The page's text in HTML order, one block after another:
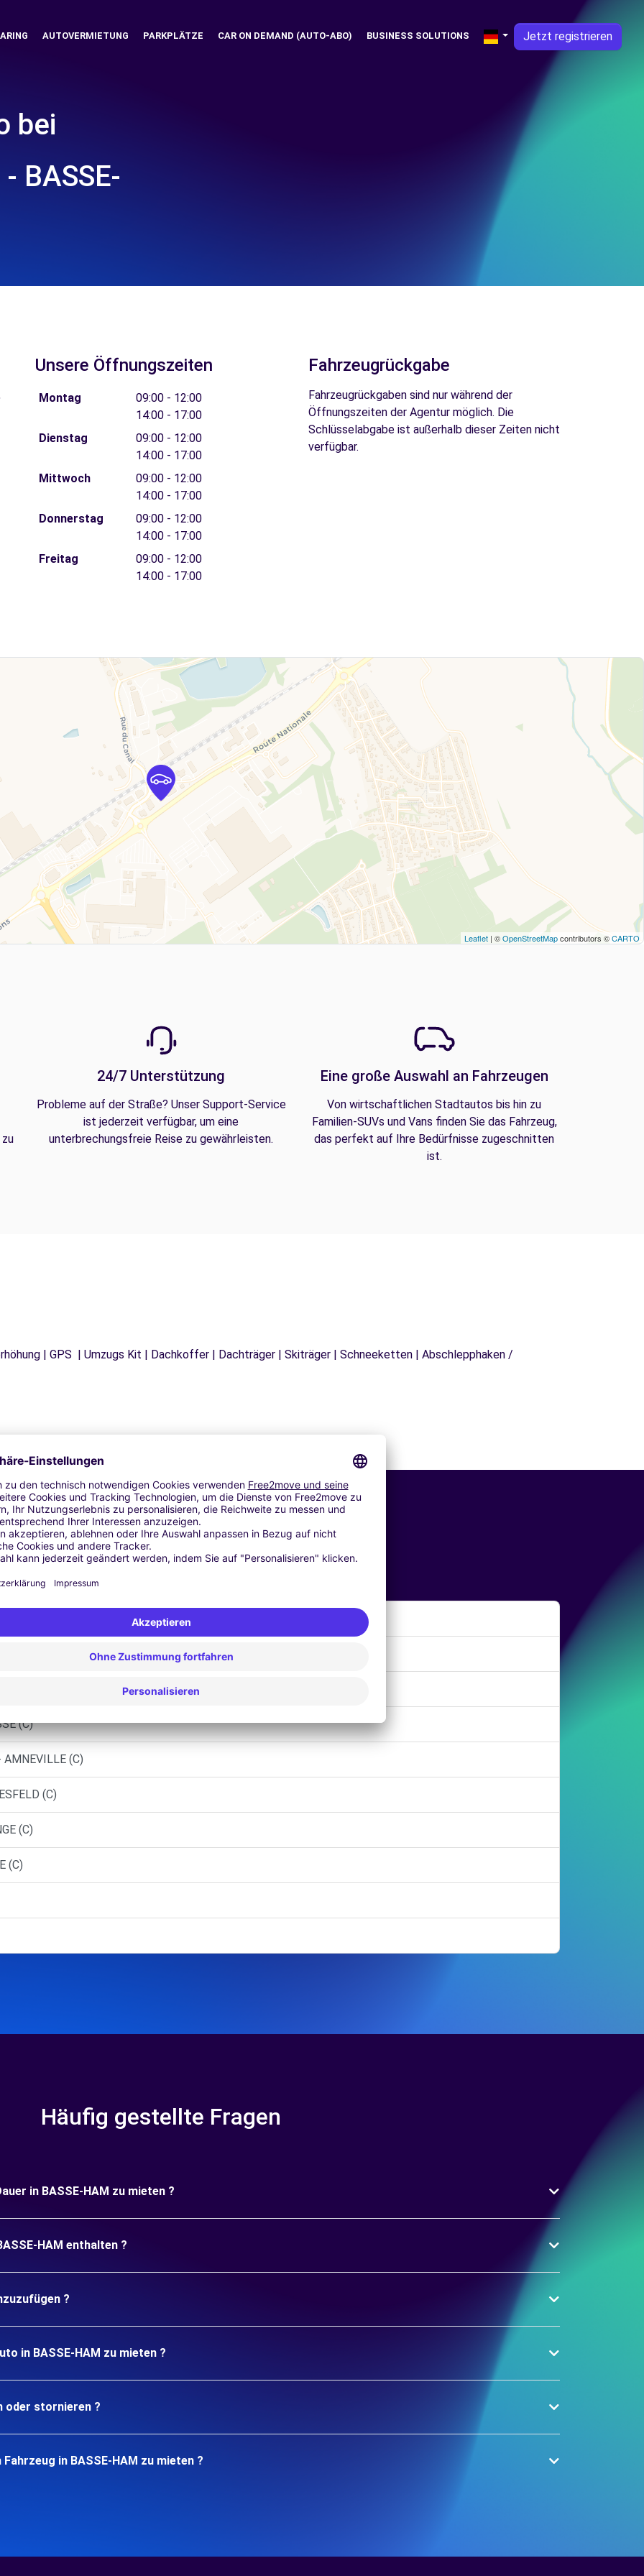
AUTOVERMIETUNG PARKPLÄTZE CAR ON DEMAND (AUTO-ABO) BUSINESS SOLUTIONS Jetzt registrieren
bei
BASSE-
Unsere Öffnungszeiten
Montag
09:00 - 12:00
14:00 - 17:00
Dienstag
09:00 - 12:00
14:00 - 17:00
Mittwoch
09:00 - 12:00
14:00 - 17:00
Donnerstag
09:00 - 12:00
14:00 - 17:00
Freitag
09:00 - 12:00
14:00 - 17:00
Fahrzeugrückgabe
Fahrzeugrückgaben sind nur während der
Öffnungszeiten der Agentur möglich. Die
Schlüsselabgabe ist außerhalb dieser Zeiten nicht
verfügbar.
Leaflet | ©OpenStreetMapcontributors ©CARTO
24/7 Unterstützung
Probleme auf der Straße? Unser Support-Service
ist jederzeit verfügbar, um eine
unterbrechungsfreie Reise zu gewährleisten.
Eine große Auswahl an Fahrzeugen
Von wirtschaftlichen Stadtautos bis hin zu
Familien-SUVs und Vans finden Sie das Fahrzeug,
das perfekt auf Ihre Bedürfnisse zugeschnitten
ist.
| GPS | Umzugs Kit | Dachkoffer | Dachträger | Skiträger | Schneeketten | Abschlepphaken /
Ähnliche Agenturen
SA - FLORANGE (C)
(C)
AMNEVILLE (C)
(C)
(C)
(C)
Häufig gestellte Fragen
in BASSE-HAM zu mieten ?
HAM enthalten ?
?
in BASSE-HAM zu mieten ?
oder stornieren ?
in BASSE-HAM zu mieten ?